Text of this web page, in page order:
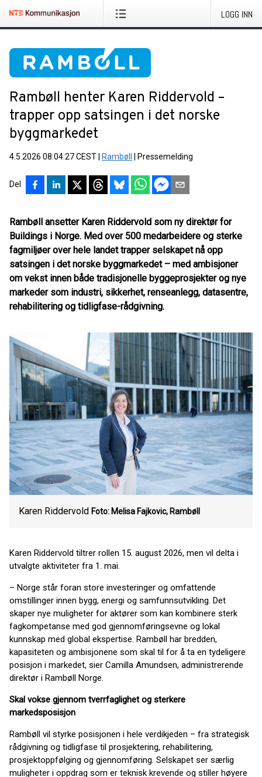
LOGG INN
Rambøll henter Karen Riddervold –
trapper opp satsingen i det norske
byggmarkedet
4.5.2026 08:04:27 CEST Rambøll Pressemelding
Del
Rambøll ansetter Karen Riddervold som ny direktør for
Buildings i Norge. Med over 500 medarbeidere og sterke
fagmiljøer over hele landet trapper selskapet nå opp
satsingen i det norske byggmarkedet – med ambisjoner
om vekst innen både tradisjonelle byggeprosjekter og nye
markeder som industri, sikkerhet, renseanlegg, datasentre,
rehabilitering og tidligfase-rådgivning.
Karen Riddervold Foto: Melisa Fajkovic, Rambøll
Karen Riddervold tiltrer rollen 15. august 2026, men vil delta i
utvalgte aktiviteter fra 1. mai.
– Norge står foran store investeringer og omfattende
omstillinger innen bygg, energi og samfunnsutvikling. Det
skaper nye muligheter for aktører som kan kombinere sterk
fagkompetanse med god gjennomføringsevne og lokal
kunnskap med global ekspertise. Rambøll har bredden,
kapasiteten og ambisjonene som skal til for å ta en tydeligere
posisjon i markedet, sier Camilla Amundsen, administrerende
direktør i Rambøll Norge.
Skal vokse gjennom tverrfaglighet og sterkere
markedsposisjon
Rambøll vil styrke posisjonen i hele verdikjeden – fra strategisk
rådgivning og tidligfase til prosjektering, rehabilitering,
prosjektoppfølging og gjennomføring. Selskapet ser særlig
muligheter i oppdrag som er teknisk krevende og stiller høyere